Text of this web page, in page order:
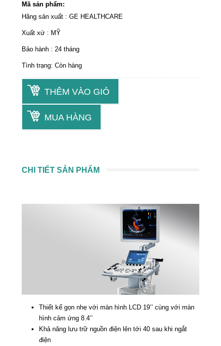
Mã sản phẩm:
Hãng sản xuất : GE HEALTHCARE
Xuất xứ : MỸ
Bảo hành : 24 tháng
Tình trạng: Còn hàng
THÊM VÀO GIỎ
MUA HÀNG
CHI TIẾT SẢN PHẨM
Thiết kế gọn nhẹ với màn hình LCD 19’’ cùng với màn
hình cảm ứng 8.4’’
Khả năng lưu trữ nguồn điện lên tới 40 sau khi ngắt
điện